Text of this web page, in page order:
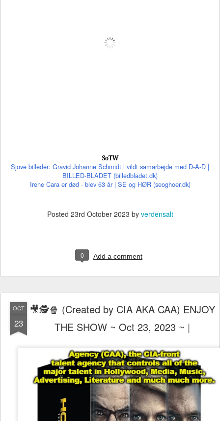
SoTW
Sjove billeder: Gravid Johanne Schmidt i vildt samarbejde med D-A-D |
BILLED-BLADET (billedbladet.dk)
Irene Cara er død - blev 63 år | SE og HØR (seoghoer.dk)
Posted 23rd October 2023 by verdensalt
0 Add a comment
OCT
23
🎥🕵️🍿 (Created by CIA AKA CAA) ENJOY
THE SHOW ~ Oct 23, 2023 ~ |